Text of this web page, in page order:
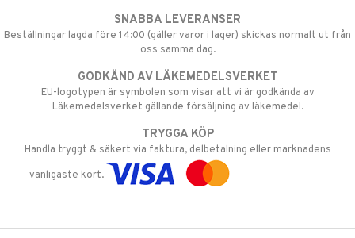
SNABBA LEVERANSER
Beställningar lagda före 14:00 (gäller varor i lager) skickas normalt ut från
oss samma dag.
GODKÄND AV LÄKEMEDELSVERKET
EU-logotypen är symbolen som visar att vi är godkända av
Läkemedelsverket gällande försäljning av läkemedel.
TRYGGA KÖP
Handla tryggt & säkert via faktura, delbetalning eller marknadens
vanligaste kort.